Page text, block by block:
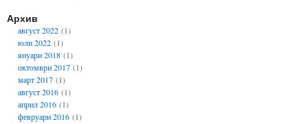
Архив
август 2022(1)
юли 2022(1)
януари 2018(1)
октомври 2017(1)
март 2017(1)
август 2016(1)
април 2016(1)
февруари 2016(1)